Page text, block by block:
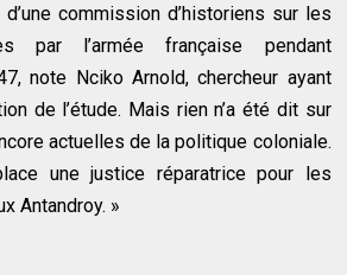
commission d’historiens sur les
par l’armée française pendant
note Nciko Arnold, chercheur ayant
de l’étude. Mais rien n’a été dit sur
actuelles de la politique coloniale.
une justice réparatrice pour les
Antandroy. »